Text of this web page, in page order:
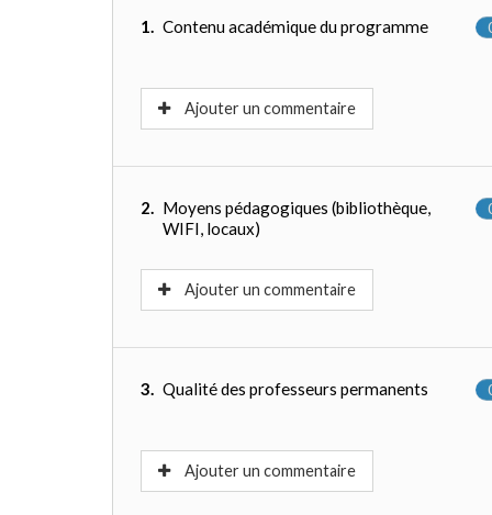
1. Contenu académique du programme
Ajouter un commentaire
2. Moyens pédagogiques (bibliothèque,
WIFI, locaux)
Ajouter un commentaire
3. Qualité des professeurs permanents
Ajouter un commentaire